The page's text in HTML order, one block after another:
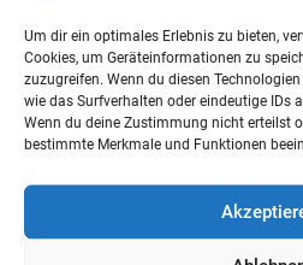
Um dir ein optimales Erlebnis zu bieten,
Cookies, um Geräteinformationen zu
zuzugreifen. Wenn du diesen
wie das Surfverhalten oder eindeutige IDs
Wenn du deine Zustimmung nicht erteilst
bestimmte Merkmale und Funktionen